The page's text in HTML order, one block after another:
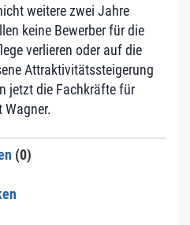
weitere zwei Jahre
keine Bewerber für die
verlieren oder auf die
Attraktivitätssteigerung
jetzt die Fachkräfte für
Wagner.
(0)